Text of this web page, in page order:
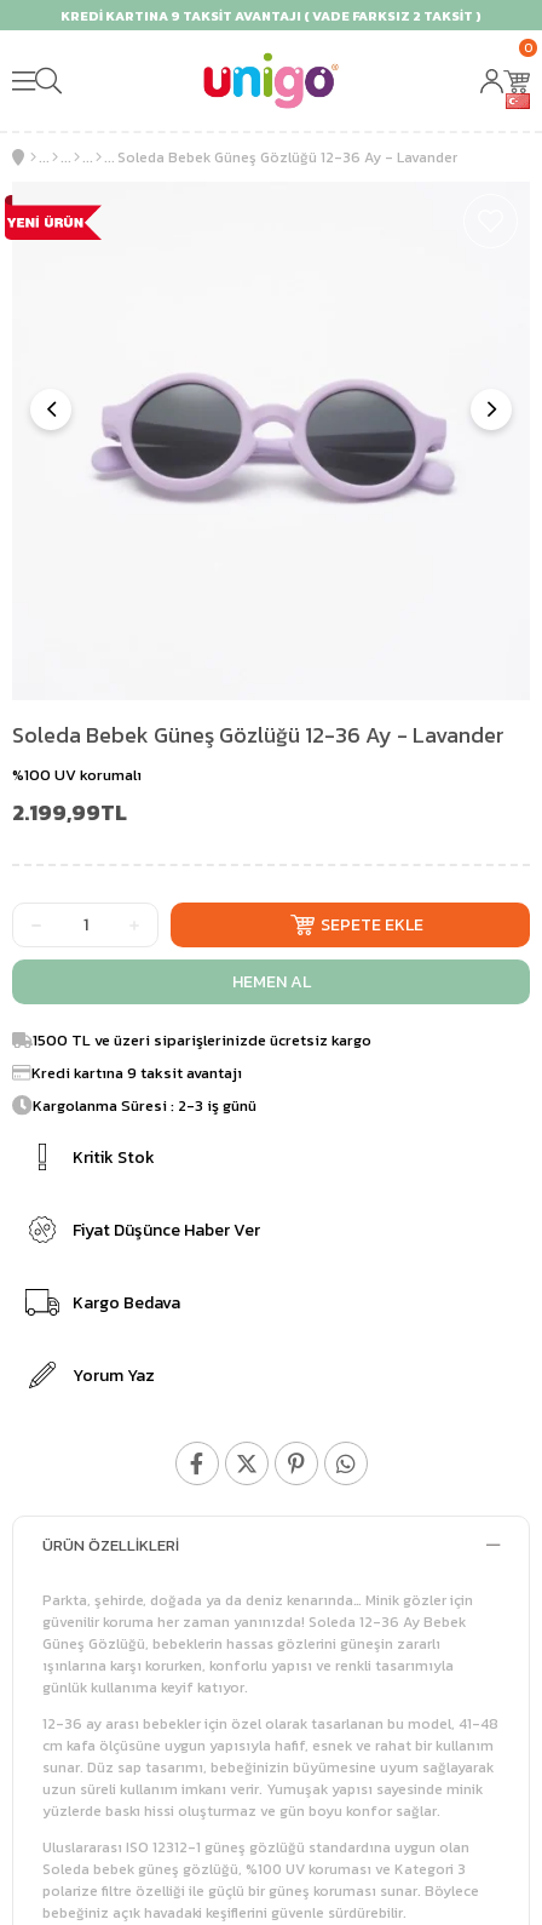
KREDİ KARTINA 9 TAKSİT AVANTAJI ( VADE FARKSIZ 2 TAKSİT )
0
Soleda Bebek Güneş Gözlüğü 12-36 Ay - Lavander
Soleda Bebek Güneş Gözlüğü 12-36 Ay - Lavander
%100 UV korumalı
2.199,99TL
1500 TL ve üzeri siparişlerinizde ücretsiz kargo
Kredi kartına 9 taksit avantajı
Kargolanma Süresi : 2-3 iş günü
Kritik Stok
Fiyat Düşünce Haber Ver
Kargo Bedava
Yorum Yaz
ÜRÜN ÖZELLIKLERI
Parkta, şehirde, doğada ya da deniz kenarında… Minik gözler için
güvenilir koruma her zaman yanınızda! Soleda 12-36 Ay Bebek
Güneş Gözlüğü, bebeklerin hassas gözlerini güneşin zararlı
ışınlarına karşı korurken, konforlu yapısı ve renkli tasarımıyla
günlük kullanıma keyif katıyor.
12-36 ay arası bebekler için özel olarak tasarlanan bu model, 41-48
cm kafa ölçüsüne uygun yapısıyla hafif, esnek ve rahat bir kullanım
sunar. Düz sap tasarımı, bebeğinizin büyümesine uyum sağlayarak
uzun süreli kullanım imkanı verir. Yumuşak yapısı sayesinde minik
yüzlerde baskı hissi oluşturmaz ve gün boyu konfor sağlar.
Uluslararası ISO 12312-1 güneş gözlüğü standardına uygun olan
Soleda bebek güneş gözlüğü, %100 UV koruması ve Kategori 3
polarize filtre özelliği ile güçlü bir güneş koruması sunar. Böylece
bebeğiniz açık havadaki keşiflerini güvenle sürdürebilir.